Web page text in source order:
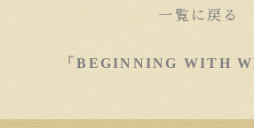
一覧に戻る
「BEGINNING WITH